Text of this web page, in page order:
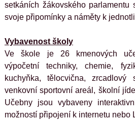
setkáních žákovského parlamentu
svoje připomínky a náměty k
Vybavenost školy
Ve škole je 26 kmenových
výpočetní techniky, chemie,
kuchyňka, tělocvična, zrcadlový
venkovní sportovní areál, školní
Učebny jsou vybaveny
možností připojení k internetu nebo